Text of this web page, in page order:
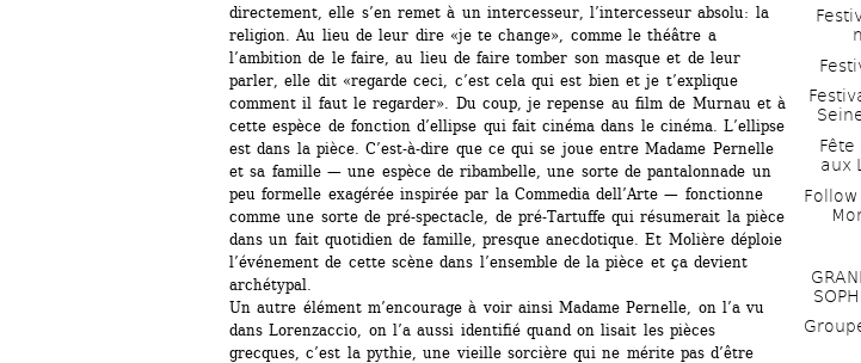
directement, elle s’en remet à un intercesseur, l’intercesseur absolu: la
religion. Au lieu de leur dire «je te change», comme le théâtre a
l’ambition de le faire, au lieu de faire tomber son masque et de leur
parler, elle dit «regarde ceci, c’est cela qui est bien et je t’explique
comment il faut le regarder». Du coup, je repense au film de Murnau et à
cette espèce de fonction d’ellipse qui fait cinéma dans le cinéma. L’ellipse
est dans la pièce. C’est-à-dire que ce qui se joue entre Madame Pernelle
et sa famille — une espèce de ribambelle, une sorte de pantalonnade un
peu formelle exagérée inspirée par la Commedia dell’Arte — fonctionne
comme une sorte de pré-spectacle, de pré-Tartuffe qui résumerait la pièce
dans un fait quotidien de famille, presque anecdotique. Et Molière déploie
l’événement de cette scène dans l’ensemble de la pièce et ça devient
archétypal.
Un autre élément m’encourage à voir ainsi Madame Pernelle, on l’a vu
dans Lorenzaccio, on l’a aussi identifié quand on lisait les pièces
grecques, c’est la pythie, une vieille sorcière qui ne mérite pas d’être
Fête
aux